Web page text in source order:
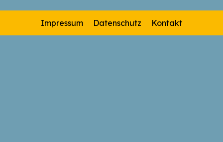
Impressum Datenschutz Kontakt